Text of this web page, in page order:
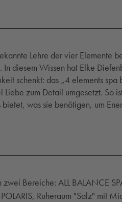
Lehre der vier Elemente
diesem Wissen hat Elke
schenkt: das „4 elements spa
zum Detail umgesetzt. So
was sie benötigen, um
Bereiche: ALL BALANCE
Ruheraum "Salz" mit